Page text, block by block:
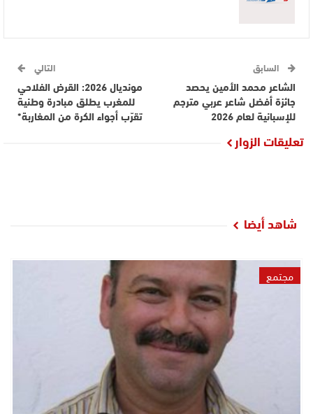
السابق
الشاعر محمد الأمين يحصد
جائزة أفضل شاعر عربي مترجم
للإسبانية لعام 2026
التالي
مونديال 2026: القرض الفلاحي
للمغرب يطلق مبادرة وطنية
تقرّب أجواء الكرة من المغاربة*
تعليقات الزوار
شاهد أيضا
مجتمع